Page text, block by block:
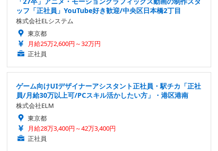
ッフ「正社員」YouTube好き歓迎/中央区日本橋2丁目
株式会社ELシステム
東京都
月給25万2,600円～32万円
正社員
ゲーム向けUIデザイナーアシスタント正社員・駅チカ「正社
員/月給30万以上可/PCスキル活かしたい方」・港区港南
株式会社ELM
東京都
月給28万3,400円～42万3,400円
正社員